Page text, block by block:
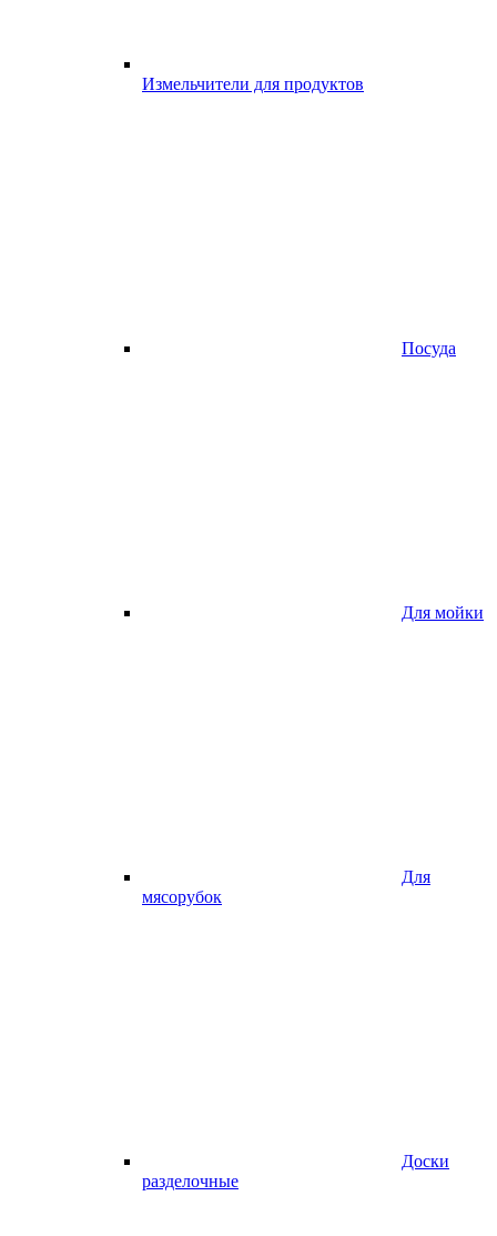
Измельчители для продуктов
Посуда
Для мойки
Для
мясорубок
Доски
разделочные